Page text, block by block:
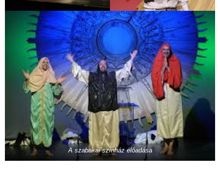
A szabakai színház előadása